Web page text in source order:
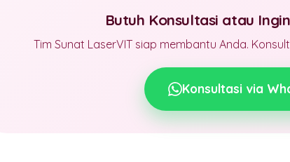
Butuh Konsultasi atau
Tim Sunat LaserVIT siap membantu Anda.
Konsultasi via